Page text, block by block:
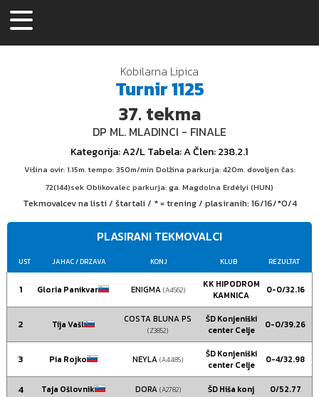
Kobilarna Lipica
Turnir1125
37. tekma
DP ML. MLADINCI - FINALE
Kategorija: A2/LTabela: AČlen: 238.2.1
Višina ovir: 1.15m. tempo: 350m/min Dolžina parkurja: 420m. dovoljen čas:
72(144)sek Oblikovalec parkurja: ga. Magdolna Erdélyi (HUN)
Tekmovalcev na listi / štartali / * = trening / plasiranih: 16/16/*0/4
PLASIRANI TEKMOVALCI
UST JAHAC/ DRZAVA KONJ KLUB REZULTAT
1 Gloria Panikvar ENIGMA (A4562)
KK HIPODROM
KAMNICA
0-0/32.16
2 Tija Vašl COSTA BLUNA PS
(Z3852)
ŠD Konjeniški
center Celje
0-0/39.26
3 Pia Rojko NEYLA(A4485)
ŠD Konjeniški
center Celje
0-4/32.98
4 Taja Ošlovnik DORA (A2782) ŠD Hiša konj 0/52.77